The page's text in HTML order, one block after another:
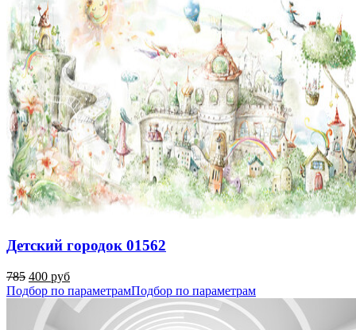
Детский городок 01562
785 400 руб
Подбор по параметрамПодбор по параметрам